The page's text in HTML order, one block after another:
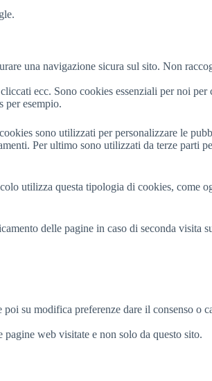
una navigazione sicura sul sito. Non
ecc. Sono cookies essenziali per noi per
per esempio.
sono utilizzati per personalizzare le
Per ultimo sono utilizzati da terze parti
utilizza questa tipologia di cookies, come
delle pagine in caso di seconda visita
su modifica preferenze dare il consenso o
web visitate e non solo da questo sito.